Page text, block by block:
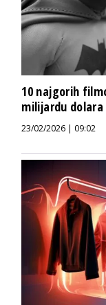
10 najgorih
milijardu dolara
23/02/2026 | 09:02